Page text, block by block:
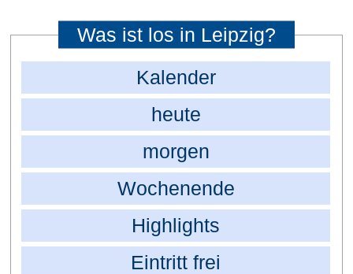
Was ist los in Leipzig?
Kalender
heute
morgen
Wochenende
Highlights
Eintritt frei